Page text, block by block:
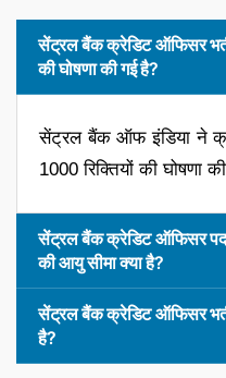
सेंट्रल बैंक क्रेडिट ऑफिसर
की घोषणा की गई है?
सेंट्रल बैंक ऑफ इंडिया ने
1000 रिक्तियों की घोषणा
सेंट्रल बैंक क्रेडिट ऑफिसर पद
की आयु सीमा क्या है?
सेंट्रल बैंक क्रेडिट ऑफिसर
है?